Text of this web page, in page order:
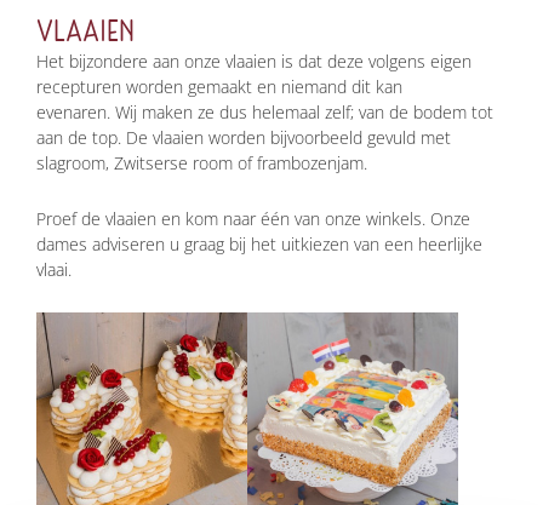
VLAAIEN
Het bijzondere aan onze vlaaien is dat deze volgens eigen
recepturen worden gemaakt en niemand dit kan
evenaren. Wij maken ze dus helemaal zelf; van de bodem tot
aan de top. De vlaaien worden bijvoorbeeld gevuld met
slagroom, Zwitserse room of frambozenjam.
Proef de vlaaien en kom naar één van onze winkels. Onze
dames adviseren u graag bij het uitkiezen van een heerlijke
vlaai.